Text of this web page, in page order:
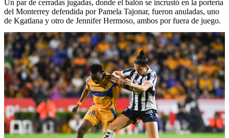
Un par de cerradas jugadas, donde el balón se incrustó en la portería
del Monterrey defendida por Pamela Tajonar, fueron anuladas, uno
de Kgatlana y otro de Jennifer Hermoso, ambos por fuera de juego.